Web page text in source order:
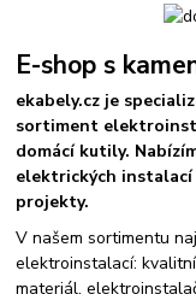
E-shop s
ekabely.cz je
sortiment
domácí kutily.
elektrických
projekty.
V našem sortimentu
elektroinstalací:
materiál,